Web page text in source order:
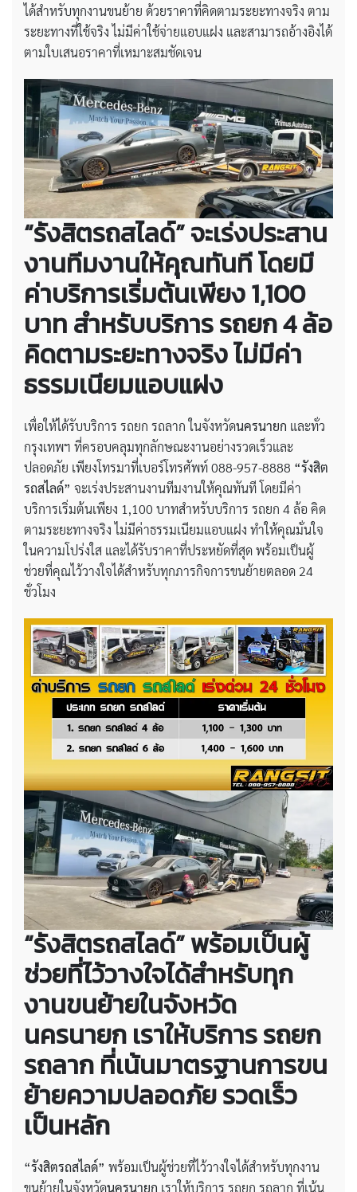
ได้สำหรับทุกงานขนย้าย ด้วยราคาที่คิดตามระยะทางจริง ตาม
ระยะทางที่ใช้จริง ไม่มีค่าใช้จ่ายแอบแฝง และสามารถอ้างอิงได้
ตามใบเสนอราคาที่เหมาะสมชัดเจน
“รังสิตรถสไลด์” จะเร่งประสาน
งานทีมงานให้คุณทันที โดยมี
ค่าบริการเริ่มต้นเพียง 1,100
บาท สำหรับบริการ รถยก 4 ล้อ
คิดตามระยะทางจริง ไม่มีค่า
ธรรมเนียมแอบแฝง
เพื่อให้ได้รับบริการ รถยก รถลาก ในจังหวัดนครนายก และทั่ว
กรุงเทพฯ ที่ครอบคลุมทุกลักษณะงานอย่างรวดเร็วและ
ปลอดภัย เพียงโทรมาที่เบอร์โทรศัพท์ 088-957-8888 “รังสิต
รถสไลด์” จะเร่งประสานงานทีมงานให้คุณทันที โดยมีค่า
บริการเริ่มต้นเพียง 1,100 บาทสำหรับบริการ รถยก 4 ล้อ คิด
ตามระยะทางจริง ไม่มีค่าธรรมเนียมแอบแฝง ทำให้คุณมั่นใจ
ในความโปร่งใส และได้รับราคาที่ประหยัดที่สุด พร้อมเป็นผู้
ช่วยที่คุณไว้วางใจได้สำหรับทุกภารกิจการขนย้ายตลอด 24
ชั่วโมง
“รังสิตรถสไลด์” พร้อมเป็นผู้
ช่วยที่ไว้วางใจได้สำหรับทุก
งานขนย้ายในจังหวัด
นครนายก เราให้บริการ รถยก
รถลาก ที่เน้นมาตรฐานการขน
ย้ายความปลอดภัย รวดเร็ว
เป็นหลัก
“รังสิตรถสไลด์” พร้อมเป็นผู้ช่วยที่ไว้วางใจได้สำหรับทุกงาน
ขนย้ายในจังหวัดนครนายก เราให้บริการ รถยก รถลาก ที่เน้น